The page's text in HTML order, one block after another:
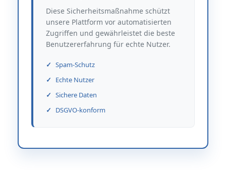
Diese Sicherheitsmaßnahme schützt
unsere Plattform vor automatisierten
Zugriffen und gewährleistet die beste
Benutzererfahrung für echte Nutzer.
Spam-Schutz
Echte Nutzer
Sichere Daten
DSGVO-konform